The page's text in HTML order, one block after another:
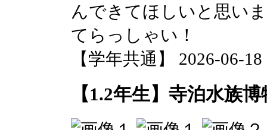
んできてほしいと思い
てらっしゃい！
【学年共通】 2026-06-
【1.2年生】寺泊水族